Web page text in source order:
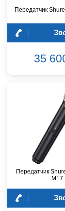
Передатчик
35
Передатчик
M17